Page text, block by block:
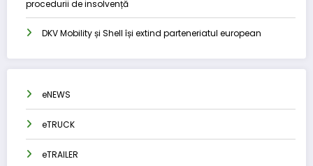
procedurii de insolvență
DKV Mobility și Shell își extind parteneriatul european
eNEWS
eTRUCK
eTRAILER